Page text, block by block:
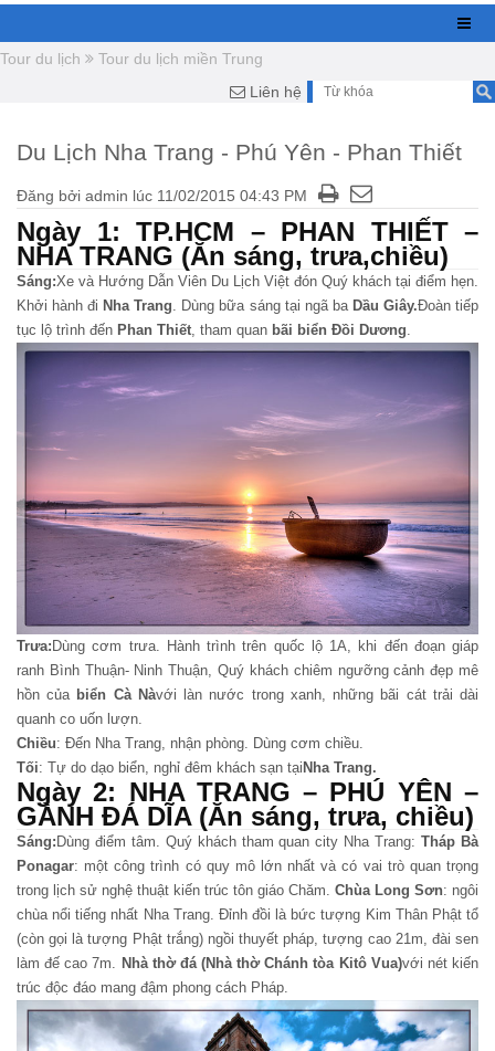
Tour du lịch
Tour du lịch miền Trung
Liên hệ
Du Lịch Nha Trang - Phú Yên - Phan Thiết
Đăng bởi admin lúc 11/02/2015 04:43 PM
Ngày 1: TP.HCM – PHAN THIẾT –
NHA TRANG (Ăn sáng, trưa,chiều)
Sáng:Xe và Hướng Dẫn Viên Du Lịch Việt đón Quý khách tại điểm hẹn.
Khởi hành đi Nha Trang. Dùng bữa sáng tại ngã ba Dầu Giây.Đoàn tiếp
tục lộ trình đến Phan Thiết, tham quan bãi biển Đồi Dương.
Trưa:Dùng cơm trưa. Hành trình trên quốc lộ 1A, khi đến đoạn giáp
ranh Bình Thuận- Ninh Thuận, Quý khách chiêm ngưỡng cảnh đẹp mê
hồn của biển Cà Nàvới làn nước trong xanh, những bãi cát trải dài
quanh co uốn lượn.
Chiều: Đến Nha Trang, nhận phòng. Dùng cơm chiều.
Tối: Tự do dạo biển, nghỉ đêm khách sạn tạiNha Trang.
Ngày 2: NHA TRANG – PHÚ YÊN –
GÀNH ĐÁ DĨA (Ăn sáng, trưa, chiều)
Sáng:Dùng điểm tâm. Quý khách tham quan city Nha Trang:Tháp Bà
Ponagar: một công trình có quy mô lớn nhất và có vai trò quan trọng
trong lịch sử nghệ thuật kiến trúc tôn giáo Chăm. Chùa Long Sơn: ngôi
chùa nổi tiếng nhất Nha Trang. Đỉnh đồi là bức tượng Kim Thân Phật tổ
(còn gọi là tượng Phật trắng) ngồi thuyết pháp, tượng cao 21m, đài sen
làm đế cao 7m. Nhà thờ đá (Nhà thờ Chánh tòa Kitô Vua)với nét kiến
trúc độc đáo mang đậm phong cách Pháp.